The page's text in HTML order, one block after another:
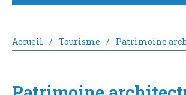
Accueil / Tourisme / Patrimoine